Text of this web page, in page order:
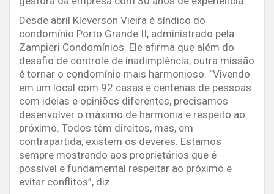
Desde abril Kleverson Vieira é síndico do
condomínio Porto Grande II, administrado pela
Zampieri Condomínios. Ele afirma que além do
desafio de controle de inadimplência, outra missão
é tornar o condomínio mais harmonioso. “Vivendo
em um local com 92 casas e centenas de pessoas
com ideias e opiniões diferentes, precisamos
desenvolver o máximo de harmonia e respeito ao
próximo. Todos têm direitos, mas, em
contrapartida, existem os deveres. Estamos
sempre mostrando aos proprietários que é
possível e fundamental respeitar ao próximo e
evitar conflitos”, diz.